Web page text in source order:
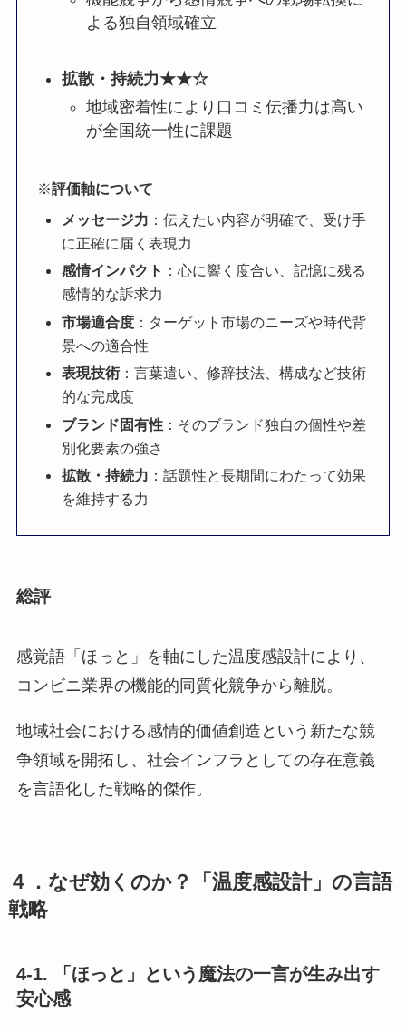
よる独自領域確立
拡散・持続力★★☆
地域密着性により口コミ伝播力は高い
が全国統一性に課題
※評価軸について
メッセージ力 ：伝えたい内容が明確で、受け手
に正確に届く表現力
感情インパクト ：心に響く度合い、記憶に残る
感情的な訴求力
市場適合度 ：ターゲット市場のニーズや時代背
景への適合性
表現技術 ：言葉遣い、修辞技法、構成など技術
的な完成度
ブランド固有性 ：そのブランド独自の個性や差
別化要素の強さ
拡散・持続力 ：話題性と長期間にわたって効果
を維持する力
総評
感覚語「ほっと」を軸にした温度感設計により、
コンビニ業界の機能的同質化競争から離脱。
地域社会における感情的価値創造という新たな競
争領域を開拓し、社会インフラとしての存在意義
を言語化した戦略的傑作。
４．なぜ効くのか？「温度感設計」の言語
戦略
4-1. 「ほっと」という魔法の一言が生み出す
安心感